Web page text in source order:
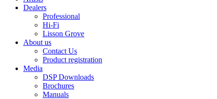
Dealers
Professional
Hi-Fi
Lisson Grove
About us
Contact Us
Product registration
Media
DSP Downloads
Brochures
Manuals